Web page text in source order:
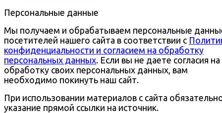
Персональные данные
Мы получаем и обрабатываем персональные
посетителей нашего сайта в соответствии с
конфиденциальности и согласием на обработку
персональных данных. Если вы не даете согласия на
обработку своих персональных данных, вам
необходимо покинуть наш сайт.
При использовании материалов с сайта
указание прямой ссылки на источник.